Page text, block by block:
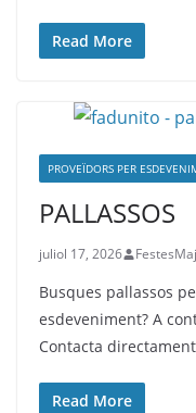
Read More
PROVEÏDORS PER
PALLASSOS
juliol 17, 2026
Busques pallassos
esdeveniment? A
Contacta
Read More